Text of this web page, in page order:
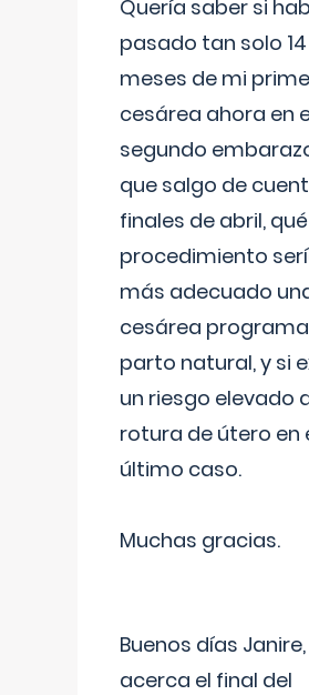
Quería saber si
pasado tan solo 14
meses de mi
cesárea ahora en
segundo
que salgo de
finales de abril, qué
procedimiento
más adecuado
cesárea
parto natural, y si
un riesgo elevado
rotura de útero en
último caso.
Muchas gracias.
Buenos días
acerca el final del